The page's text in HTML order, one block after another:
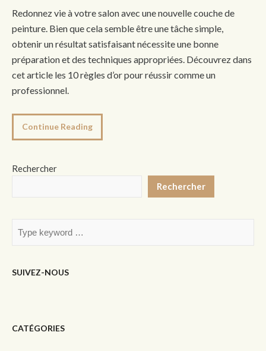
Redonnez vie à votre salon avec une nouvelle couche de
peinture. Bien que cela semble être une tâche simple,
obtenir un résultat satisfaisant nécessite une bonne
préparation et des techniques appropriées. Découvrez dans
cet article les 10 règles d’or pour réussir comme un
professionnel.
Continue Reading
Rechercher
Rechercher
SUIVEZ-NOUS
CATÉGORIES